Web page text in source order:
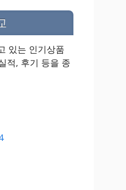
있는 인기상품
적, 후기 등을 종